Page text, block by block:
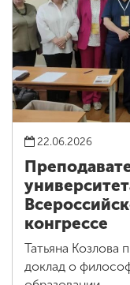
22.06.2026
конгрессе
Татьяна Козлова
доклад о